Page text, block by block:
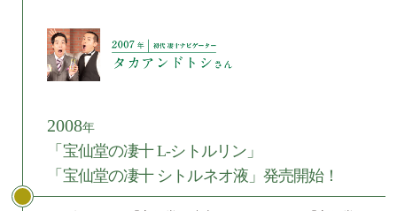
2008年
「宝仙堂の凄十 L-シトルリン」
「宝仙堂の凄十 シトルネオ液」発売開始！